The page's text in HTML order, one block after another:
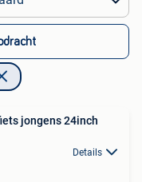
jongens 24inch
Details